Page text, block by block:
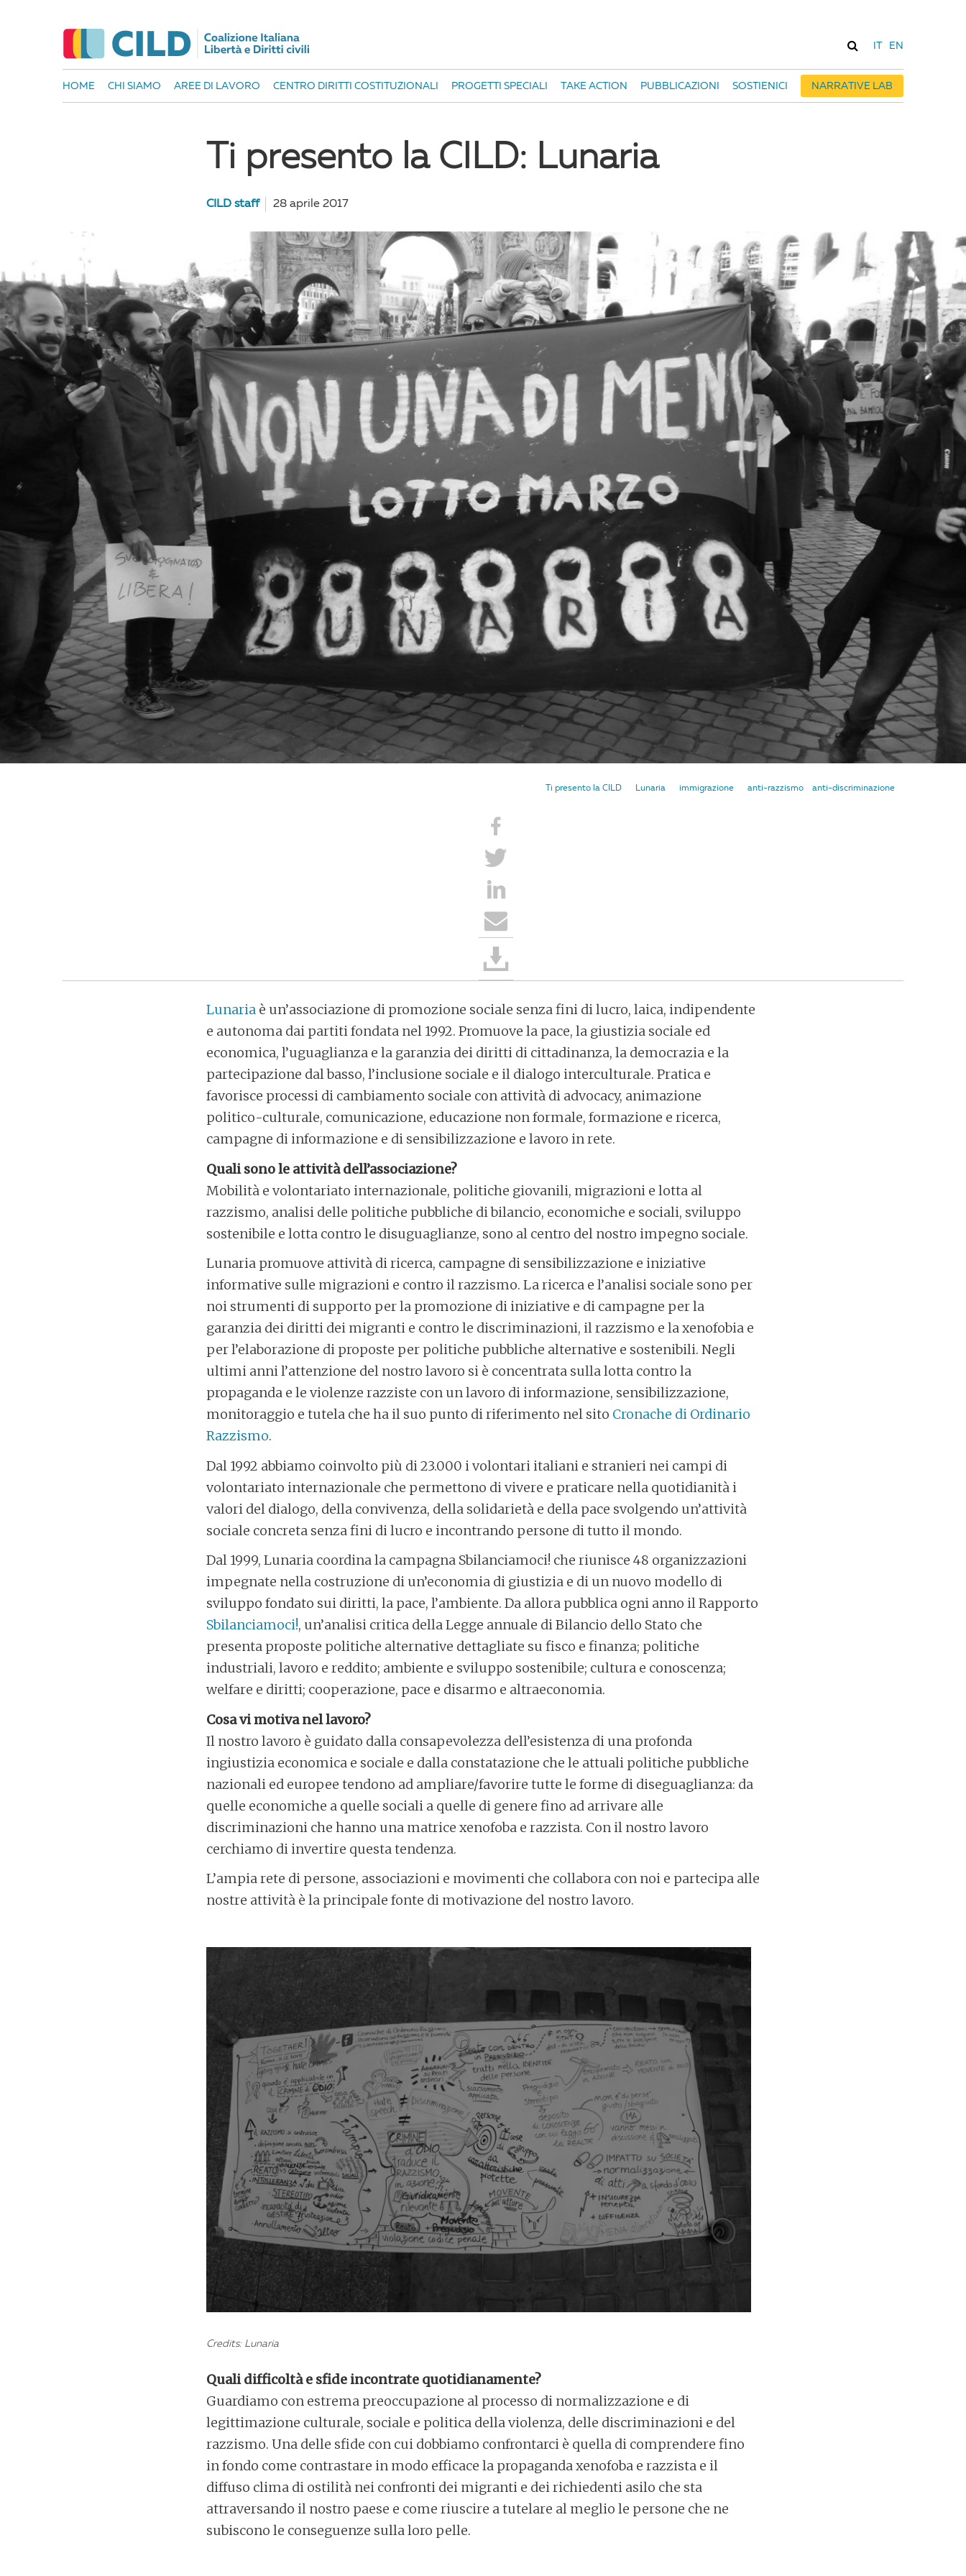
EN
HOME CHI SIAMO AREE DI LAVORO CENTRO DIRITTI COSTITUZIONALI PROGETTI SPECIALI TAKE ACTION PUBBLICAZIONI SOSTIENICI NARRATIVE LAB
Ti presento la CILD: Lunaria
CILD staff 28 aprile 2017
anti-discriminazione
anti-razzismo
immigrazione
Lunaria
Ti presento la CILD
Lunaria è un’associazione di promozione sociale senza fini di lucro, laica, indipendente
e autonoma dai partiti fondata nel 1992. Promuove la pace, la giustizia sociale ed
economica, l’uguaglianza e la garanzia dei diritti di cittadinanza, la democrazia e la
partecipazione dal basso, l’inclusione sociale e il dialogo interculturale. Pratica e
favorisce processi di cambiamento sociale con attività di advocacy, animazione
politico-culturale, comunicazione, educazione non formale, formazione e ricerca,
campagne di informazione e di sensibilizzazione e lavoro in rete.
Quali sono le attività dell’associazione?
Mobilità e volontariato internazionale, politiche giovanili, migrazioni e lotta al
razzismo, analisi delle politiche pubbliche di bilancio, economiche e sociali, sviluppo
sostenibile e lotta contro le disuguaglianze, sono al centro del nostro impegno sociale.
Lunaria promuove attività di ricerca, campagne di sensibilizzazione e iniziative
informative sulle migrazioni e contro il razzismo. La ricerca e l’analisi sociale sono per
noi strumenti di supporto per la promozione di iniziative e di campagne per la
garanzia dei diritti dei migranti e contro le discriminazioni, il razzismo e la xenofobia e
per l’elaborazione di proposte per politiche pubbliche alternative e sostenibili. Negli
ultimi anni l’attenzione del nostro lavoro si è concentrata sulla lotta contro la
propaganda e le violenze razziste con un lavoro di informazione, sensibilizzazione,
monitoraggio e tutela che ha il suo punto di riferimento nel sito Cronache di Ordinario
Razzismo.
Dal 1992 abbiamo coinvolto più di 23.000 i volontari italiani e stranieri nei campi di
volontariato internazionale che permettono di vivere e praticare nella quotidianità i
valori del dialogo, della convivenza, della solidarietà e della pace svolgendo un’attività
sociale concreta senza fini di lucro e incontrando persone di tutto il mondo.
Dal 1999, Lunaria coordina la campagna Sbilanciamoci! che riunisce 48 organizzazioni
impegnate nella costruzione di un’economia di giustizia e di un nuovo modello di
sviluppo fondato sui diritti, la pace, l’ambiente. Da allora pubblica ogni anno il Rapporto
Sbilanciamoci!, un’analisi critica della Legge annuale di Bilancio dello Stato che
presenta proposte politiche alternative dettagliate su fisco e finanza; politiche
industriali, lavoro e reddito; ambiente e sviluppo sostenibile; cultura e conoscenza;
welfare e diritti; cooperazione, pace e disarmo e altraeconomia.
Cosa vi motiva nel lavoro?
Il nostro lavoro è guidato dalla consapevolezza dell’esistenza di una profonda
ingiustizia economica e sociale e dalla constatazione che le attuali politiche pubbliche
nazionali ed europee tendono ad ampliare/favorire tutte le forme di diseguaglianza: da
quelle economiche a quelle sociali a quelle di genere fino ad arrivare alle
discriminazioni che hanno una matrice xenofoba e razzista. Con il nostro lavoro
cerchiamo di invertire questa tendenza.
L’ampia rete di persone, associazioni e movimenti che collabora con noi e partecipa alle
nostre attività è la principale fonte di motivazione del nostro lavoro.
Credits: Lunaria
Quali difficoltà e sfide incontrate quotidianamente?
Guardiamo con estrema preoccupazione al processo di normalizzazione e di
legittimazione culturale, sociale e politica della violenza, delle discriminazioni e del
razzismo. Una delle sfide con cui dobbiamo confrontarci è quella di comprendere fino
in fondo come contrastare in modo efficace la propaganda xenofoba e razzista e il
diffuso clima di ostilità nei confronti dei migranti e dei richiedenti asilo che sta
attraversando il nostro paese e come riuscire a tutelare al meglio le persone che ne
subiscono le conseguenze sulla loro pelle.